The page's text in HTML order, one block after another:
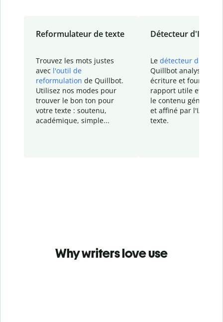
Reformulateur de texte
Trouvez les mots justes
avec l'outil de
reformulation de Quillbot.
Utilisez nos modes pour
trouver le bon ton pour
votre texte : soutenu,
académique, simple...
Détecteur d'IA
Le détecteur d'IA
Quillbot analyse votre
écriture et fournit un
rapport utile et
le contenu généré
et affiné par l'IA
texte.
Why writers love use